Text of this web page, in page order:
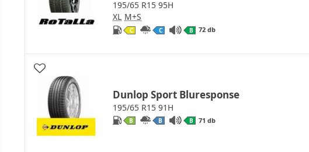
195/65 R15 95H
XL M+S
C C B 72 db
Dunlop Sport Bluresponse
195/65 R15 91H
B B B 71 db